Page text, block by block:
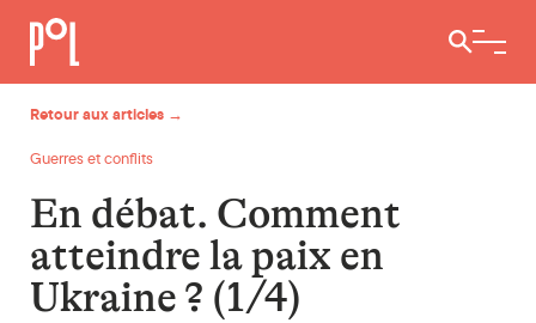
Ouvrir /
Retour aux articles →
Guerres et conflits
En débat. Comment
atteindre la paix en
Ukraine ? (1/4)